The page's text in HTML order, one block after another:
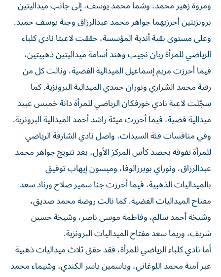
ومروة زهير محمد، وشما محمد يوسف، إلى جانب ميداليتين
برونزيتين أحرزتهما جواهر محمد عبدالرزاق وجنة يوسف حميد.
وعلى مستوى بقية أندية المؤسسة، حققت لاعبتا نادي كلباء
الرياضي للمرأة ريان نجيب وهند أسامة ميداليتين ذهبيتين،
فيما أحرزت مريم إسماعيل الميدالية الفضية، ونالت كل من
رقية محمد الشراري ونوران حمدي الميدالية البرونزية. كما
سجّلت لاعبة نادي خورفكان الرياضي للمرأة دانة خميس عبيد
ميدالية فضية، فيما أحرزت ميثة راشد أحمد الميدالية البرونزية.
وفي منافسات فئة السيدات، واصل نادي الشارقة الرياضي
للمرأة تفوقه بحصد كأس المركز الأول، بعد تتويج جواهر محمد
عبدالرزاق، ونوراي بويرزالوفا، وميسون إيهاب توفيق
بالميداليات الذهبية، فيما أحرزت جنا سمير صلاح ورناد سعد
مفتاح الميداليات الفضية. كما نالت روضة محمد صديق،
وشيخة أحمد سالم، وفاطمة موسى ناصر، وشيخة حسين
شريف، وريما سعد مفتاح الميداليات البرونزية.
أما نادي كلباء الرياضي للمرأة، فقد حقق ثلاث ميداليات ذهبية
عبر آمنة محمد اللوغاني، وياسمين ياسر الكندي، وشيماء محمد